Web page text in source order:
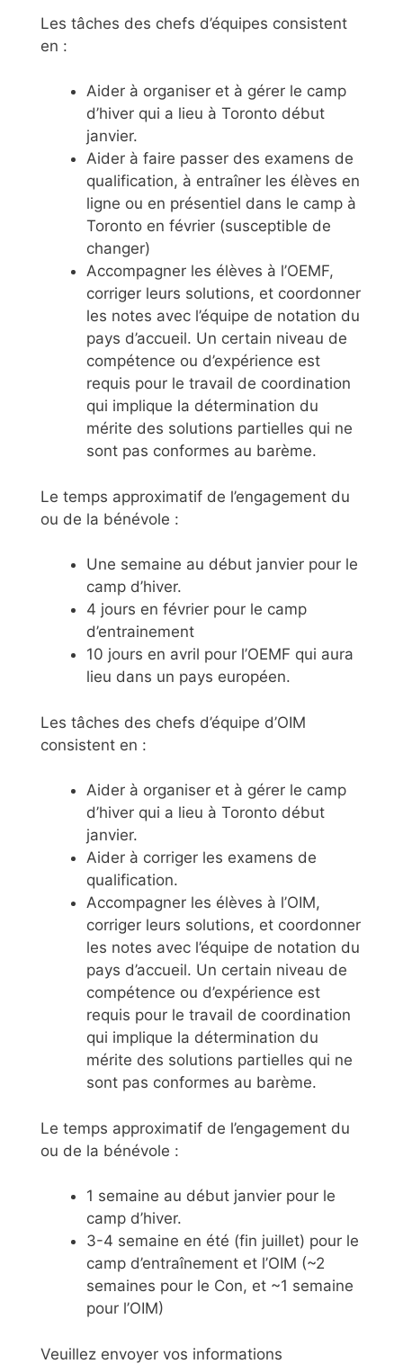
Les tâches des chefs d’équipes consistent
en :
Aider à organiser et à gérer le camp
d’hiver qui a lieu à Toronto début
janvier.
Aider à faire passer des examens de
qualification, à entraîner les élèves en
ligne ou en présentiel dans le camp à
Toronto en février (susceptible de
changer)
Accompagner les élèves à l’OEMF,
corriger leurs solutions, et coordonner
les notes avec l’équipe de notation du
pays d’accueil. Un certain niveau de
compétence ou d’expérience est
requis pour le travail de coordination
qui implique la détermination du
mérite des solutions partielles qui ne
sont pas conformes au barème.
Le temps approximatif de l’engagement du
ou de la bénévole :
Une semaine au début janvier pour le
camp d’hiver.
4 jours en février pour le camp
d’entrainement
10 jours en avril pour l’OEMF qui aura
lieu dans un pays européen.
Les tâches des chefs d’équipe d’OIM
consistent en :
Aider à organiser et à gérer le camp
d’hiver qui a lieu à Toronto début
janvier.
Aider à corriger les examens de
qualification.
Accompagner les élèves à l’OIM,
corriger leurs solutions, et coordonner
les notes avec l’équipe de notation du
pays d’accueil. Un certain niveau de
compétence ou d’expérience est
requis pour le travail de coordination
qui implique la détermination du
mérite des solutions partielles qui ne
sont pas conformes au barème.
Le temps approximatif de l’engagement du
ou de la bénévole :
1 semaine au début janvier pour le
camp d’hiver.
3-4 semaine en été (fin juillet) pour le
camp d’entraînement et l’OIM (~2
semaines pour le Con, et ~1 semaine
pour l’OIM)
Veuillez envoyer vos informations